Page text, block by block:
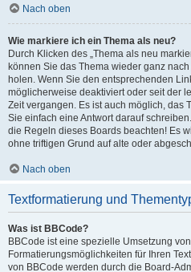
Nach oben
Wie markiere ich ein Thema als neu?
Durch Klicken des „Thema als neu
können Sie das Thema wieder ganz
holen. Wenn Sie den entsprechenden
möglicherweise deaktiviert oder seit der
Zeit vergangen. Es ist auch möglich, das
Sie einfach eine Antwort darauf
die Regeln dieses Boards beachten! Es
ohne triftigen Grund auf alte oder
Nach oben
Textformatierung und
Was ist BBCode?
BBCode ist eine spezielle Umsetzung
Formatierungsmöglichkeiten für Ihren
von BBCode werden durch die Board-